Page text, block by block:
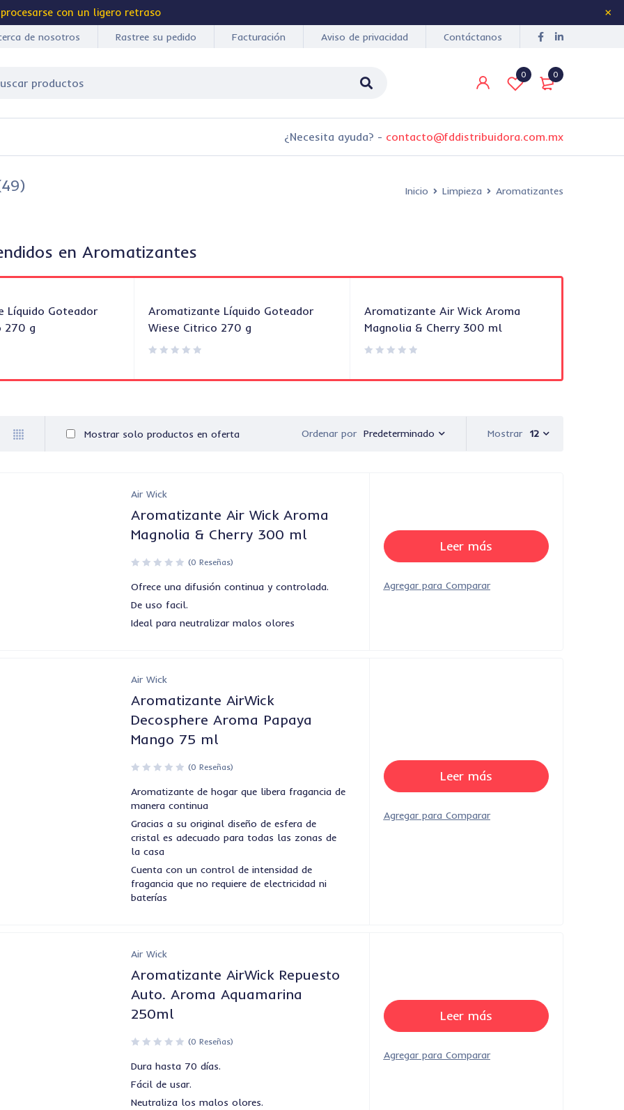
con un ligero retraso
de nosotros Rastree su pedido Facturación Aviso de privacidad Contáctanos
0
0
¿Necesita ayuda? - contacto@fddistribuidora.com.mx
Inicio Limpieza Aromatizantes
en Aromatizantes
Líquido Goteador
270 g
Aromatizante Líquido Goteador
Wiese Citrico 270 g
Aromatizante Air Wick Aroma
Magnolia & Cherry 300 ml
Ordenar por Predeterminado
Mostrar solo productos en oferta Mostrar 12
Air Wick
Aromatizante Air Wick Aroma
Magnolia & Cherry 300 ml
(0 Reseñas)
Ofrece una difusión continua y controlada.
De uso facil.
Ideal para neutralizar malos olores
Leer más
Air Wick
Aromatizante AirWick
Decosphere Aroma Papaya
Mango 75 ml
(0 Reseñas)
Aromatizante de hogar que libera fragancia de
manera continua
Gracias a su original diseño de esfera de
cristal es adecuado para todas las zonas de
la casa
Cuenta con un control de intensidad de
fragancia que no requiere de electricidad ni
baterías
Leer más
Air Wick
Aromatizante AirWick Repuesto
Auto. Aroma Aquamarina
250ml
(0 Reseñas)
Dura hasta 70 días.
Fácil de usar.
Neutraliza los malos olores.
Leer más